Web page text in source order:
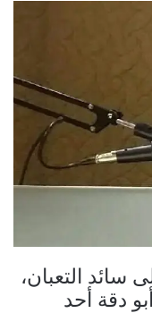
سائد التعبان،
دقة أحد